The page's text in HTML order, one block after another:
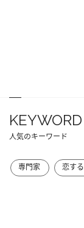
KEYWORD
人気のキーワード
専門家 恋する